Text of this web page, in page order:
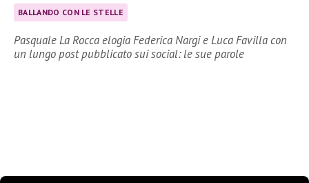
BALLANDO CON LE STELLE
Pasquale La Rocca elogia Federica Nargi e Luca Favilla con
un lungo post pubblicato sui social: le sue parole